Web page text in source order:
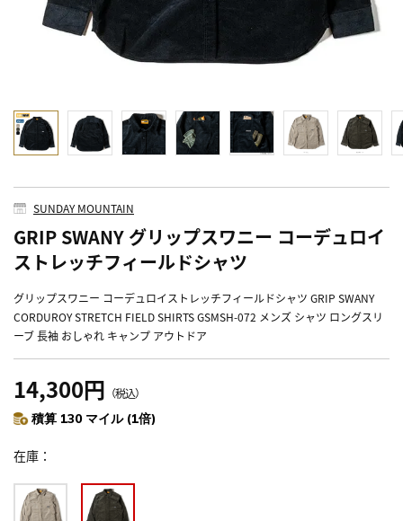
SUNDAY MOUNTAIN
GRIP SWANY グリップスワニー コーデュロイ
ストレッチフィールドシャツ
グリップスワニー コーデュロイストレッチフィールドシャツ GRIP SWANY
CORDUROY STRETCH FIELD SHIRTS GSMSH-072 メンズ シャツ ロングスリ
ーブ 長袖 おしゃれ キャンプ アウトドア
14,300円 （税込）
積算 130 マイル (1倍)
在庫